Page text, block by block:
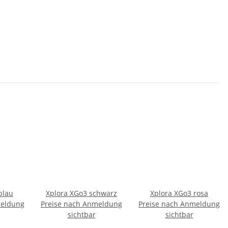
Xplora XGo3 schwarz
Preise nach Anmeldung
sichtbar
Xplora XGo3 rosa
Preise nach Anmeldung
sichtbar